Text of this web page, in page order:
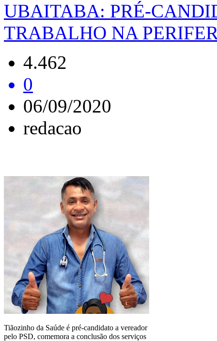
UBAITABA: PRÉ-
TRABALHO NA
4.462
0
06/09/2020
redacao
Tiãozinho da Saúde é pré-candidato a vereador
pelo PSD, comemora a conclusão dos serviços